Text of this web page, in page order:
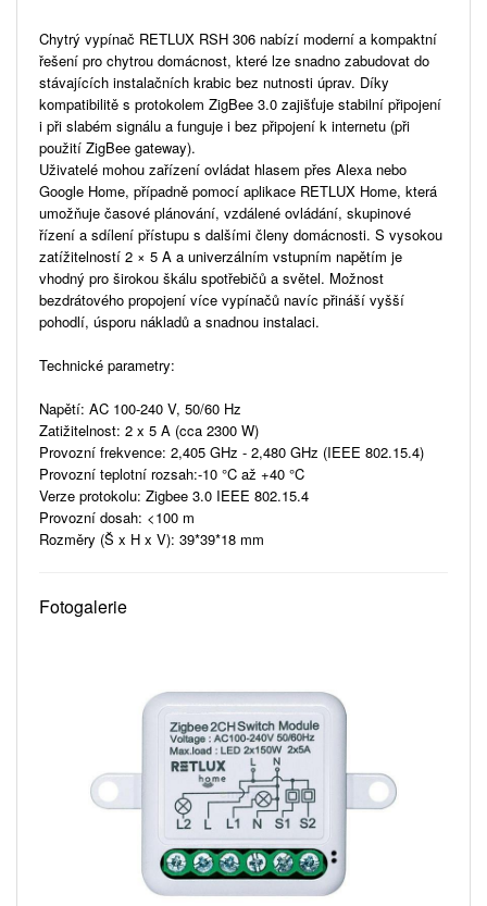
Chytrý vypínač RETLUX RSH 306 nabízí moderní a kompaktní
řešení pro chytrou domácnost, které lze snadno zabudovat do
stávajících instalačních krabic bez nutnosti úprav. Díky
kompatibilitě s protokolem ZigBee 3.0 zajišťuje stabilní připojení
i při slabém signálu a funguje i bez připojení k internetu (při
použití ZigBee gateway).
Uživatelé mohou zařízení ovládat hlasem přes Alexa nebo
Google Home, případně pomocí aplikace RETLUX Home, která
umožňuje časové plánování, vzdálené ovládání, skupinové
řízení a sdílení přístupu s dalšími členy domácnosti. S vysokou
zatížitelností 2 × 5 A a univerzálním vstupním napětím je
vhodný pro širokou škálu spotřebičů a světel. Možnost
bezdrátového propojení více vypínačů navíc přináší vyšší
pohodlí, úsporu nákladů a snadnou instalaci.
Technické parametry:
Napětí: AC 100-240 V, 50/60 Hz
Zatižitelnost: 2 x 5 A (cca 2300 W)
Provozní frekvence: 2,405 GHz - 2,480 GHz (IEEE 802.15.4)
Provozní teplotní rozsah:-10 °C až +40 °C
Verze protokolu: Zigbee 3.0 IEEE 802.15.4
Provozní dosah: <100 m
Rozměry (Š x H x V): 39*39*18 mm
Fotogalerie